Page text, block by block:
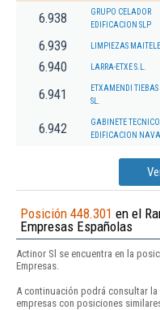
6.938
GRUPO CELADOR
EDIFICACION SLP
6.939 LIMPIEZAS
6.940 LARRA-ETXE S.L.
6.941
ETXAMENDI TIEBAS
SL.
6.942
GABINETE
EDIFICACION
Posición 448.301 en el
Empresas Españolas
Actinor Sl se encuentra en la
Empresas.
A continuación podrá consultar
empresas con posiciones